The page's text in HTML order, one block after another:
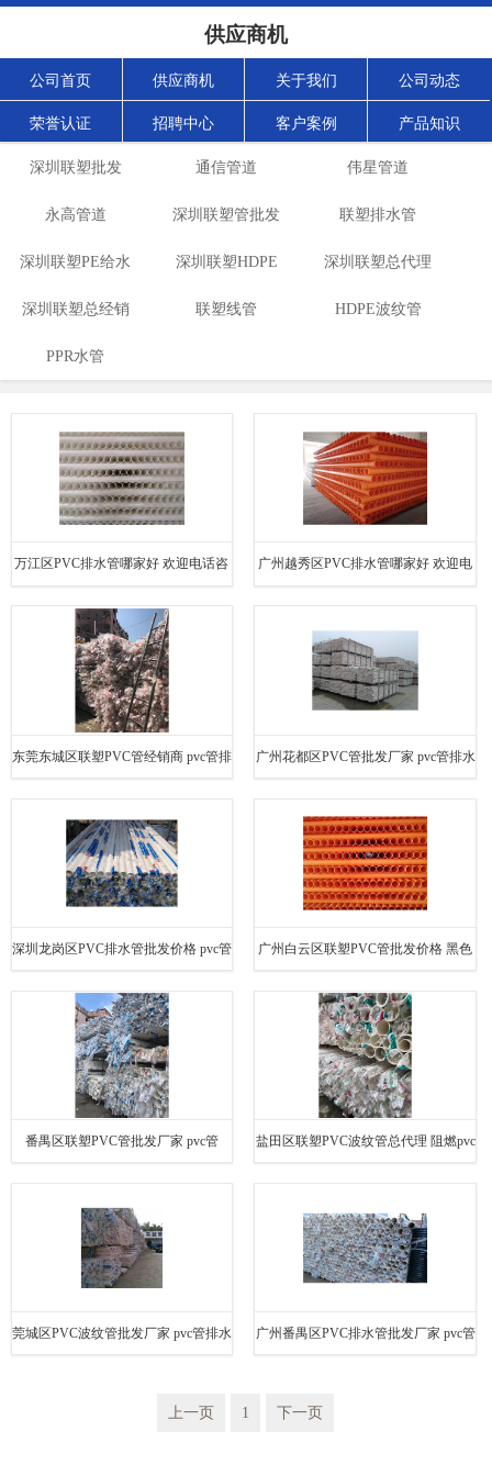
供应商机
公司首页 供应商机 关于我们 公司动态
荣誉认证 招聘中心 客户案例 产品知识
深圳联塑批发 通信管道 伟星管道
永高管道 深圳联塑管批发 联塑排水管
深圳联塑PE给水
管批发
深圳联塑HDPE
波纹管批发
深圳联塑总代理
深圳联塑总经销 联塑线管 HDPE波纹管
PPR水管
万江区PVC排水管哪家好 欢迎电话咨
询 量多价优
广州越秀区PVC排水管哪家好 欢迎电
东莞东城区联塑PVC管经销商 pvc管排 广州花都区PVC管批发厂家 pvc管排水
深圳龙岗区PVC排水管批发价格 pvc管
排水 欢迎电话咨询 量多价优
广州白云区联塑PVC管批发价格 黑色
pvc管 欢迎电话咨询 量多价优
番禺区联塑PVC管批发厂家 pvc管 盐田区联塑PVC波纹管总代理 阻燃pvc
莞城区PVC波纹管批发厂家 pvc管排水 广州番禺区PVC排水管批发厂家 pvc管
上一页 1 下一页